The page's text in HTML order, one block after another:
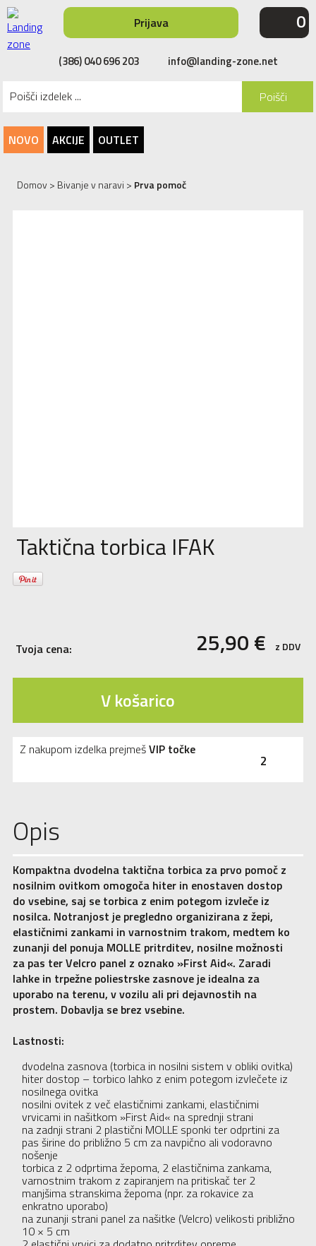
NOVO AKCIJE OUTLET
(386) 040 696 203 info@landing-zone.net
Prijava
Poišči
0
Domov> Bivanje v naravi > Prva pomoč
Taktična torbica IFAK
25,90€ z DDV
Tvoja cena:
V košarico
2
Z nakupom izdelka prejmešVIP točke
Opis
Kompaktna dvodelna taktična torbica za prvo pomoč z
nosilnim ovitkom omogoča hiter in enostaven dostop
do vsebine, saj se torbica z enim potegom izvleče iz
nosilca. Notranjost je pregledno organizirana z žepi,
elastičnimi zankami in varnostnim trakom, medtem ko
zunanji del ponuja MOLLE pritrditev, nosilne možnosti
za pas ter Velcro panel z oznako »First Aid«. Zaradi
lahke in trpežne poliestrske zasnove je idealna za
uporabo na terenu, v vozilu ali pri dejavnostih na
prostem. Dobavlja se brez vsebine.
Lastnosti:
dvodelna zasnova (torbica in nosilni sistem v obliki ovitka)
hiter dostop – torbico lahko z enim potegom izvlečete iz
nosilnega ovitka
nosilni ovitek z več elastičnimi zankami, elastičnimi
vrvicami in našitkom »First Aid« na sprednji strani
na zadnji strani 2 plastični MOLLE sponki ter odprtini za
pas širine do približno 5 cm za navpično ali vodoravno
nošenje
torbica z 2 odprtima žepoma, 2 elastičnima zankama,
varnostnim trakom z zapiranjem na pritiskač ter 2
manjšima stranskima žepoma (npr. za rokavice za
enkratno uporabo)
na zunanji strani panel za našitke (Velcro) velikosti približno
10 × 5 cm